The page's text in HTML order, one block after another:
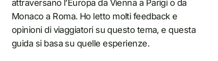
attraversano l’Europa da Vienna a Parigi o da
Monaco a Roma. Ho letto molti feedback e
opinioni di viaggiatori su questo tema, e questa
guida si basa su quelle esperienze.